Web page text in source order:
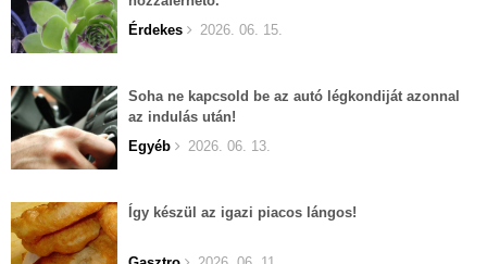
Érdekes
2026. 06. 15.
Soha ne kapcsold be az autó légkondiját azonnal
az indulás után!
Egyéb
2026. 06. 13.
Így készül az igazi piacos lángos!